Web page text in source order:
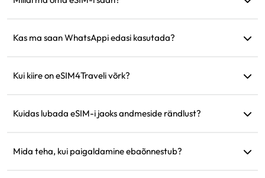
jaotises 'Minu eSIM'.
Kas ma saan WhatsAppi edasi kasutada?
samaks.
Kui kiire on eSIM4Traveli võrk?
tugevus sõltub kohalikust teenusepakkujast.
Kuidas lubada eSIM-i jaoks andmeside rändlust?
'Mobiiliteenus' ja lubage 'Andmeside rändlus'.
Mida teha, kui paigaldamine ebaõnnestub?